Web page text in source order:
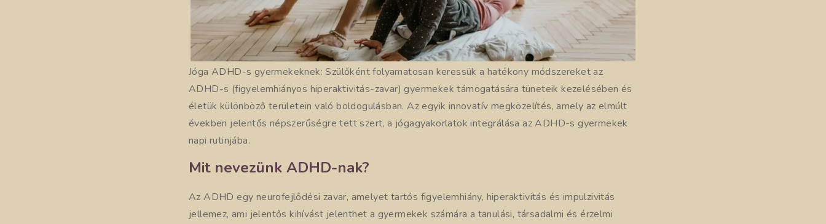
Jóga ADHD-s gyermekeknek: Szülőként folyamatosan keressük a hatékony módszereket az
ADHD-s (figyelemhiányos hiperaktivitás-zavar) gyermekek támogatására tüneteik kezelésében és
életük különböző területein való boldogulásban. Az egyik innovatív megközelítés, amely az elmúlt
években jelentős népszerűségre tett szert, a jógagyakorlatok integrálása az ADHD-s gyermekek
napi rutinjába.
Mit nevezünk ADHD-nak?
Az ADHD egy neurofejlődési zavar, amelyet tartós figyelemhiány, hiperaktivitás és impulzivitás
jellemez, ami jelentős kihívást jelenthet a gyermekek számára a tanulási, társadalmi és érzelmi